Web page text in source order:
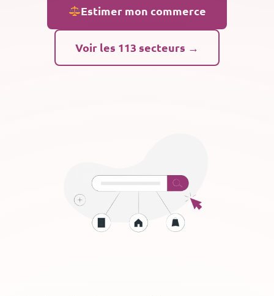
Estimer mon commerce
Voir les 113 secteurs →